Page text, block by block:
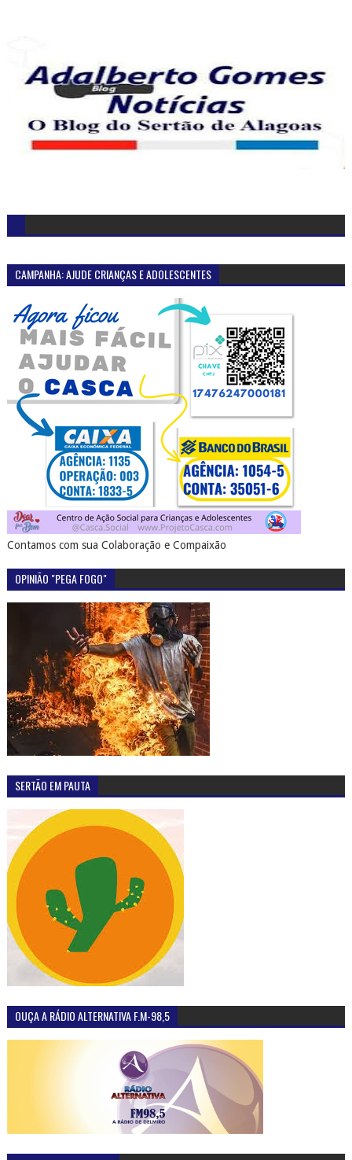
CAMPANHA: AJUDE CRIANÇAS E ADOLESCENTES
Contamos com sua Colaboração e Compaixão
OPINIÃO "PEGA FOGO"
SERTÃO EM PAUTA
OUÇA A RÁDIO ALTERNATIVA F.M-98,5